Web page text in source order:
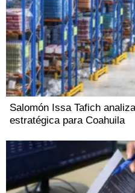
Salomón Issa Tafich
estratégica para Coahuila